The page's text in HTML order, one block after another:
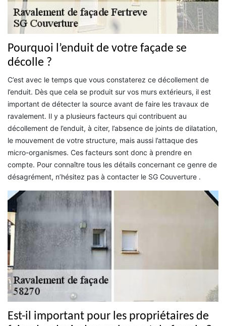
Pourquoi l’enduit de votre façade se
décolle ?
C’est avec le temps que vous constaterez ce décollement de
l’enduit. Dès que cela se produit sur vos murs extérieurs, il est
important de détecter la source avant de faire les travaux de
ravalement. Il y a plusieurs facteurs qui contribuent au
décollement de l’enduit, à citer, l’absence de joints de dilatation,
le mouvement de votre structure, mais aussi l’attaque des
micro-organismes. Ces facteurs sont donc à prendre en
compte. Pour connaître tous les détails concernant ce genre de
désagrément, n’hésitez pas à contacter le SG Couverture .
Est-il important pour les propriétaires de